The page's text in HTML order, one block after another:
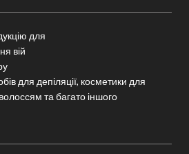
для
вій
для депіляції, косметики для
та багато іншого